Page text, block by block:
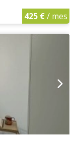
425 €/ mes